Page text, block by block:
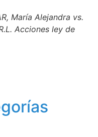
María Alejandra vs.
Acciones ley de